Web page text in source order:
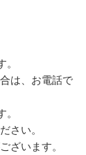
は、お電話で
さい。
ざいます。